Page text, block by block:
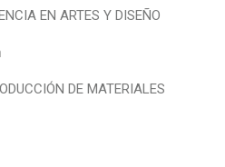
EN ARTES Y DISEÑO
DE MATERIALES